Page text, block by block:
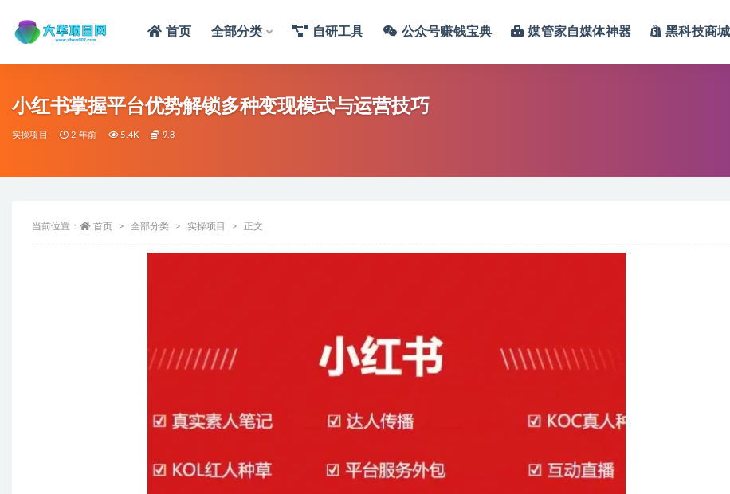
首页 全部分类 自研工具 公众号赚钱宝典 媒管家自媒体神器 黑科技商城
小红书掌握平台优势解锁多种变现模式与运营技巧
实操项目 2 年前 5.4K 9.8
当前位置： 首页 全部分类 实操项目 正文